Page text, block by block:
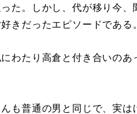
た。しかし、代が移り今、
きだったエピソードである
わたり高倉と付き合いのあ
んも普通の男と同じで、実